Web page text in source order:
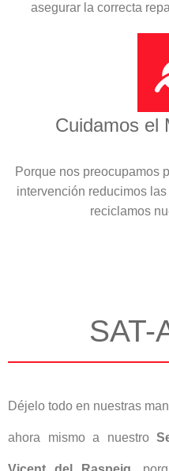
asegurar la correcta
Cuidamos el
Porque nos preocupamos
intervención reducimos
reciclamos
SAT-
Déjelo todo en nuestras
ahora mismo a nuestro